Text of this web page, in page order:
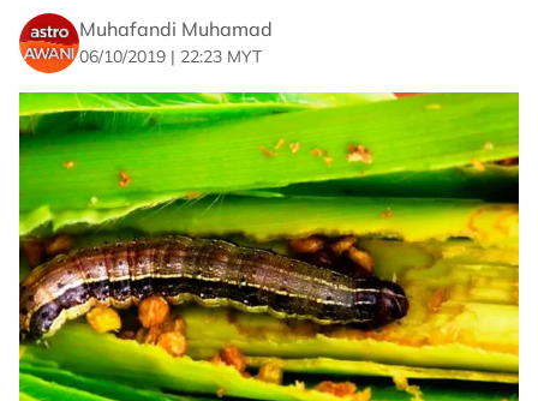
Muhafandi Muhamad
06/10/2019 | 22:23 MYT